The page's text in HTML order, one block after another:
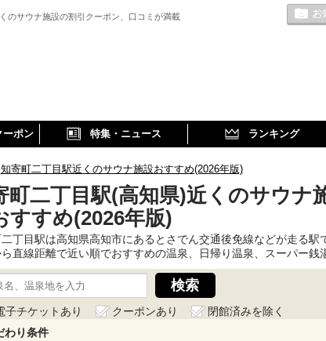
のサウナ施設の割引クーポン、口コミが満載
ーポン 特集・ニュース ランキング
知寄町二丁目駅近くのサウナ施設おすすめ(2026年版)
町二丁目駅(高知県)近くのサウナ
すすめ(2026年版)
丁目駅は高知県高知市にあるとさでん交通後免線などが走る駅
ら直線距離で近い順でおすすめの温泉、日帰り温泉、スーパー銭
子チケットあり クーポンあり
閉館済みを除く
わり条件